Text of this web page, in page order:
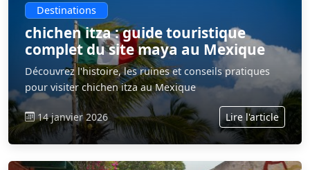
Destinations
chichen itza : guide touristique
complet du site maya au Mexique
Découvrez l'histoire, les ruines et conseils pratiques
pour visiter chichen itza au Mexique
14 janvier 2026 Lire l'article